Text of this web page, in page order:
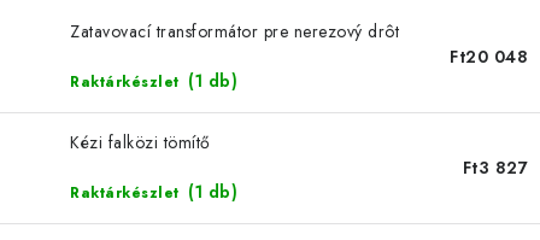
MÉHÉSZETI KELLÉKEK
IRODALOM - KÖNYVEK
JELENLEGI KEDVEZMÉNYEK
Zatavovací transformátor pre nerezový drôt
Raktárkészlet (1 db)
Ft20 048
Kézi falközi tömítő
Raktárkészlet (1 db)
Ft3 827